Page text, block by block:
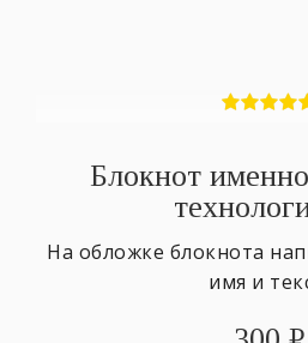
Блокнот
На обложке блокнота
имя и